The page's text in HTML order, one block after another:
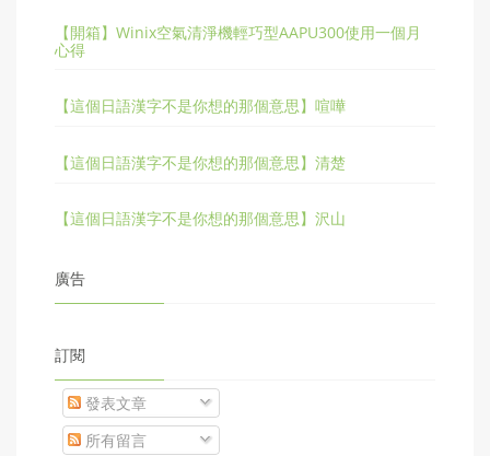
【開箱】Winix空氣清淨機輕巧型AAPU300使用一個月
心得
【這個日語漢字不是你想的那個意思】喧嘩
【這個日語漢字不是你想的那個意思】清楚
【這個日語漢字不是你想的那個意思】沢山
廣告
訂閱
發表文章
所有留言